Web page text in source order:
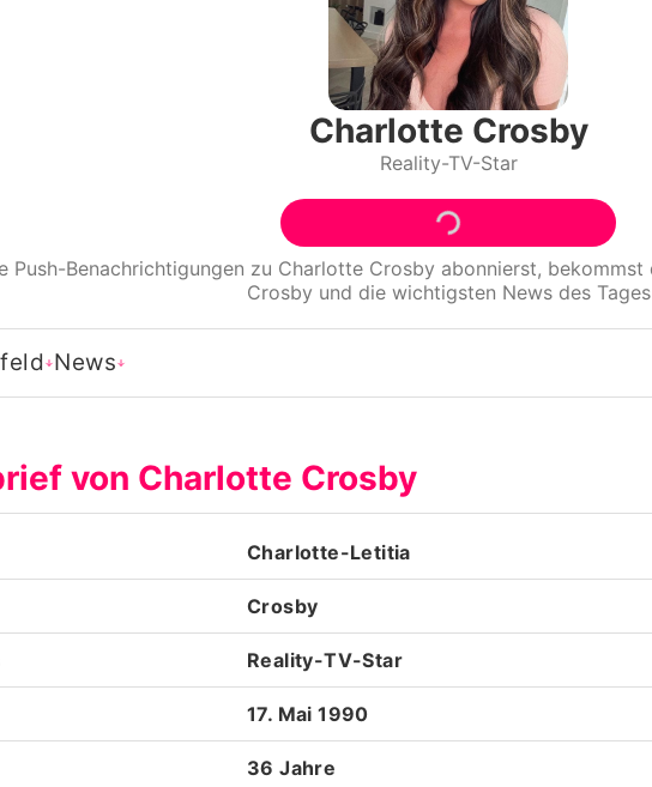
Promiflash Exklusiv
Alle Themen auf Promiflash
Jobs
App runterladen
Team
Nutzungsbedingungen
Charlotte Crosby
Reality-TV-Star
Push-Benachrichtigungen zu Charlotte Crosby abonnierst, bekommst
Crosby und die wichtigsten News des Tages
News
von Charlotte Crosby
Charlotte-Letitia
Crosby
Reality-TV-Star
17. Mai 1990
36 Jahre